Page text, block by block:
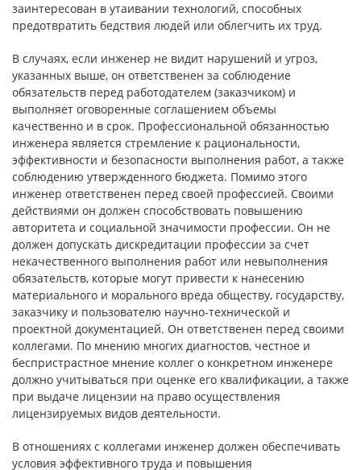
заинтересован в утаивании технологий, способных
предотвратить бедствия людей или облегчить их труд.
В случаях, если инженер не видит нарушений и угроз,
указанных выше, он ответственен за соблюдение
обязательств перед работодателем (заказчиком) и
выполняет оговоренные соглашением объемы
качественно и в срок. Профессиональной обязанностью
инженера является стремление к рациональности,
эффективности и безопасности выполнения работ, а также
соблюдению утвержденного бюджета. Помимо этого
инженер ответственен перед своей профессией. Своими
действиями он должен способствовать повышению
авторитета и социальной значимости профессии. Он не
должен допускать дискредитации профессии за счет
некачественного выполнения работ или невыполнения
обязательств, которые могут привести к нанесению
материального и морального вреда обществу, государству,
заказчику и пользователю научно-технической и
проектной документацией. Он ответственен перед своими
коллегами. По мнению многих диагностов, честное и
беспристрастное мнение коллег о конкретном инженере
должно учитываться при оценке его квалификации, а также
при выдаче лицензии на право осуществления
лицензируемых видов деятельности.
В отношениях с коллегами инженер должен обеспечивать
условия эффективного труда и повышения